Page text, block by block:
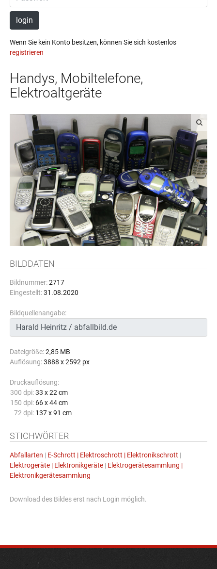
login
Wenn Sie kein Konto besitzen, können Sie sich kostenlos
registrieren
Handys, Mobiltelefone,
Elektroaltgeräte
BILDDATEN
Bildnummer:2717
Eingestellt:31.08.2020
Bildquellenangabe:
Dateigröße:2,85 MB
Auflösung:3888 x 2592 px
Druckauflösung:
300 dpi: 33 x 22 cm
150 dpi: 66 x 44 cm
72 dpi: 137 x 91 cm
STICHWÖRTER
Abfallarten | E-Schrott | Elektroschrott | Elektronikschrott |
Elektrogeräte | Elektronikgeräte | Elektrogerätesammlung |
Elektronikgerätesammlung
Download des Bildes erst nach Login möglich.